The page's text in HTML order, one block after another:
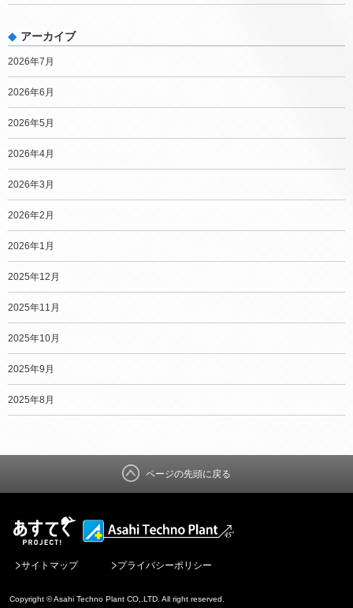
アーカイブ
2026年7月
2026年6月
2026年5月
2026年4月
2026年3月
2026年2月
2026年1月
2025年12月
2025年11月
2025年10月
2025年9月
2025年8月
ページの先頭に戻る
サイトマップ プライバシーポリシー
Copyright © Asahi Techno Plant CO,.LTD. All right reserved.